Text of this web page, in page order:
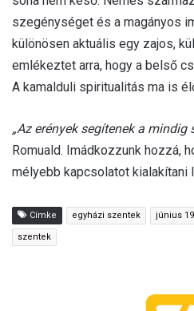
szegénységet és a magányos
különösen aktuális egy zajos,
emlékeztet arra, hogy a belső
A kamalduli spiritualitás ma is
„Az erények segítenek a mindig
Romuald. Imádkozzunk hozzá,
mélyebb kapcsolatot kialakítani
Címke egyházi szentek június 19
szentek